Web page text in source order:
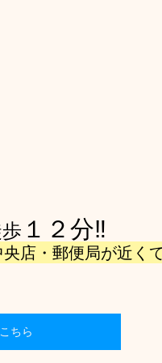
１２分‼
店・郵便局が近く
ちら